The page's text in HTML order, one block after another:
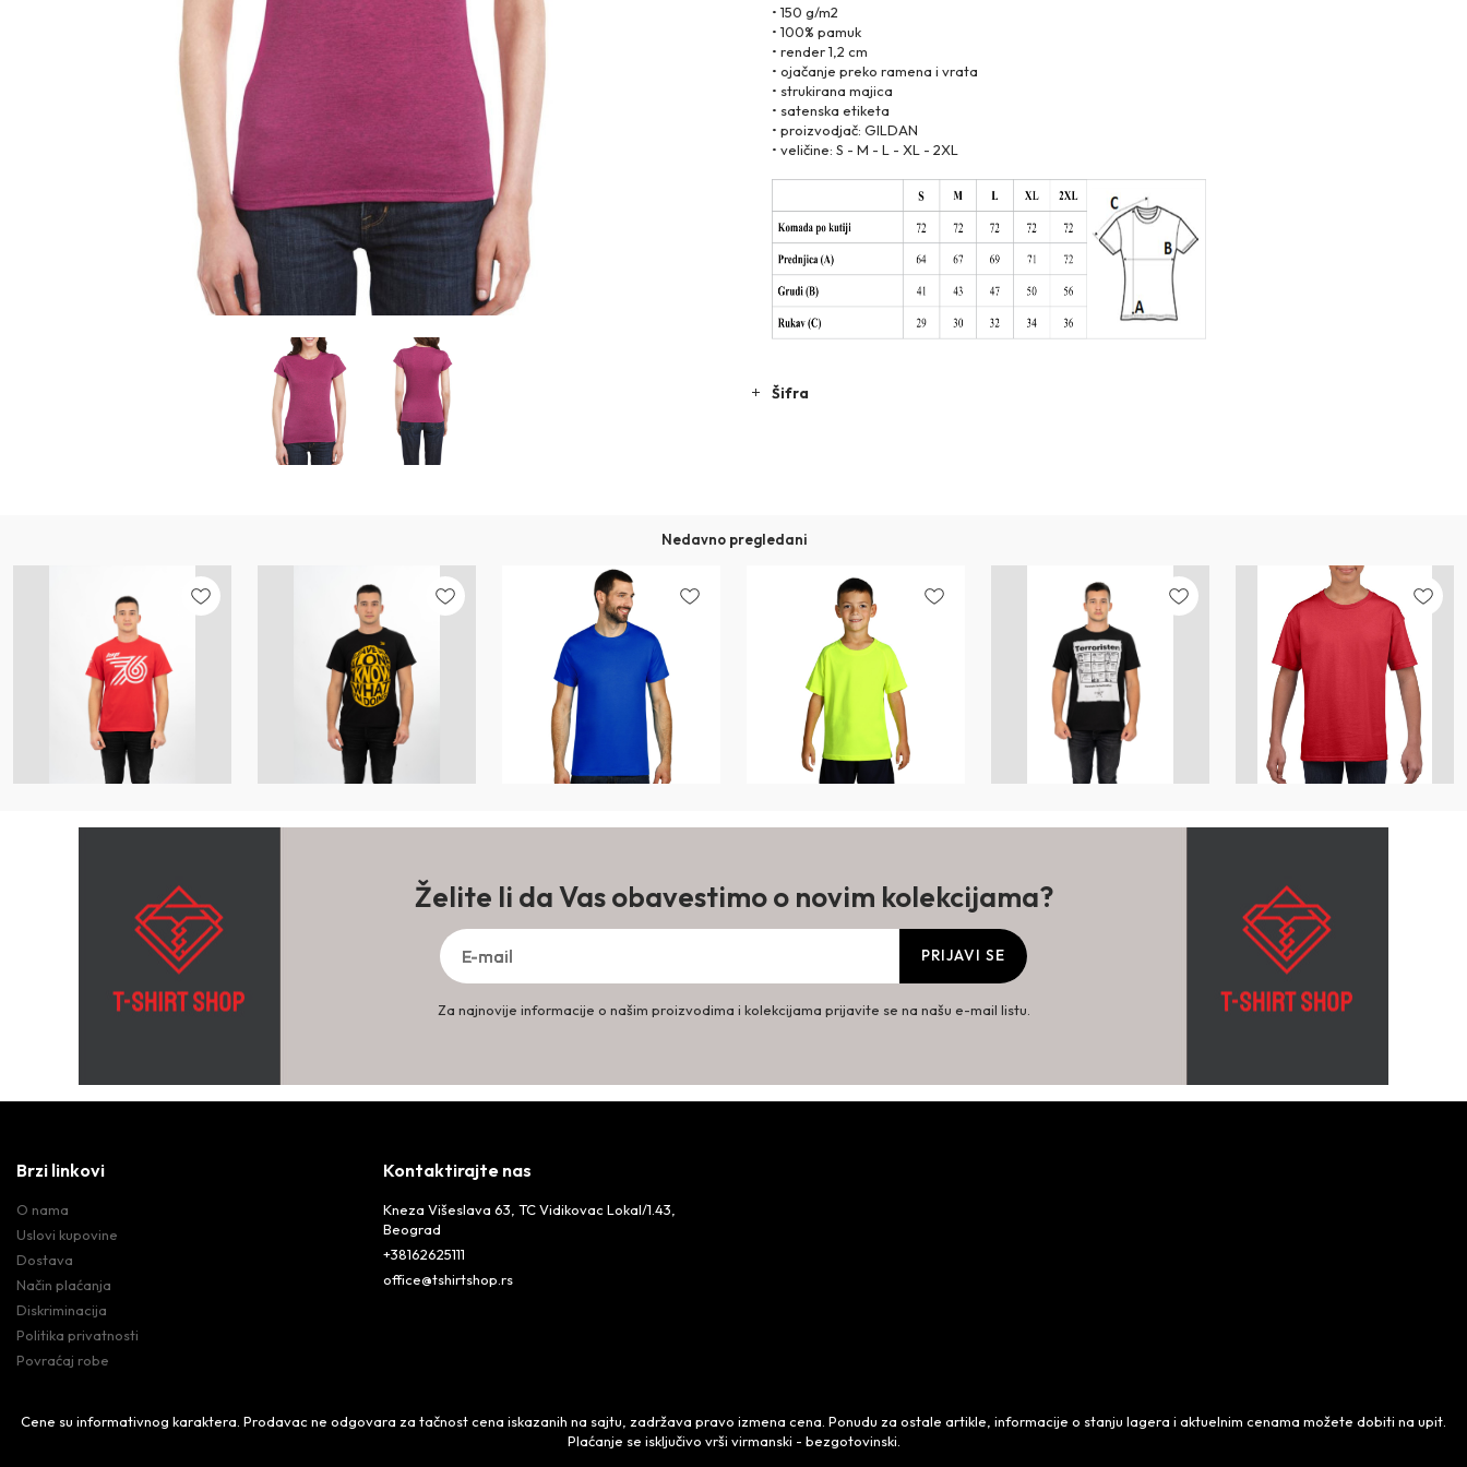
• 150 g/m2
• 100% pamuk
• render 1,2 cm
• ojačanje preko ramena i vrata
• strukirana majica
• satenska etiketa
• proizvodjač: GILDAN
• veličine: S - M - L - XL - 2XL
Šifra
Nedavno pregledani
Želite li da Vas obavestimo o novim kolekcijama?
PRIJAVI SE
Za najnovije informacije o našim proizvodima i kolekcijama prijavite se na našu e-mail listu.
Brzi linkovi
O nama
Uslovi kupovine
Dostava
Način plaćanja
Diskriminacija
Politika privatnosti
Povraćaj robe
Kontaktirajte nas
Kneza Višeslava 63, TC Vidikovac Lokal/1.43,
Beograd
+38162625111
office@tshirtshop.rs
Cene su informativnog karaktera. Prodavac ne odgovara za tačnost cena iskazanih na sajtu, zadržava pravo izmena cena. Ponudu za ostale artikle, informacije o stanju lagera i aktuelnim cenama možete dobiti na upit.
Plaćanje se isključivo vrši virmanski - bezgotovinski.